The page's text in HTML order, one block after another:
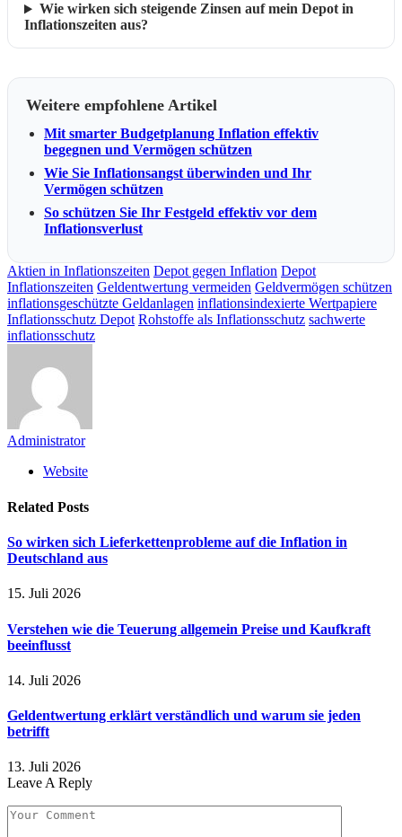
Wie wirken sich steigende Zinsen auf mein Depot in
Inflationszeiten aus?
Weitere empfohlene Artikel
Mit smarter Budgetplanung Inflation effektiv
begegnen und Vermögen schützen
Wie Sie Inflationsangst überwinden und Ihr
Vermögen schützen
So schützen Sie Ihr Festgeld effektiv vor dem
Inflationsverlust
Aktien in Inflationszeiten Depot gegen Inflation Depot
Inflationszeiten Geldentwertung vermeiden Geldvermögen schützen
inflationsgeschützte Geldanlagen inflationsindexierte Wertpapiere
Inflationsschutz Depot Rohstoffe als Inflationsschutz sachwerte
inflationsschutz
Administrator
Website
Related Posts
So wirken sich Lieferkettenprobleme auf die Inflation in
Deutschland aus
15. Juli 2026
Verstehen wie die Teuerung allgemein Preise und Kaufkraft
beeinflusst
14. Juli 2026
Geldentwertung erklärt verständlich und warum sie jeden
betrifft
13. Juli 2026
Leave A Reply